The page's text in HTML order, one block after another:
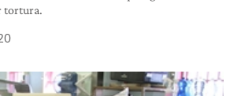
tortura.